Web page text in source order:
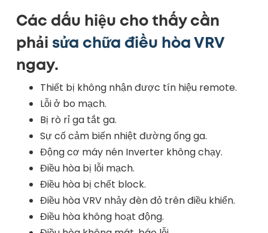
Các dấu hiệu cho thấy cần
phải sửa chữa điều hòa VRV
ngay.
Thiết bị không nhận được tín hiệu remote.
Lỗi ở bo mạch.
Bị rò rỉ ga tắt ga.
Sự cố cảm biến nhiệt đường ống ga.
Động cơ máy nén Inverter không chạy.
Điều hòa bị lỗi mạch.
Điều hòa bị chết block.
Điều hòa VRV nhảy đèn đỏ trên điều khiển.
Điều hòa không hoạt động.